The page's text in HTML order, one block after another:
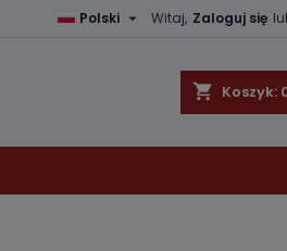
Witaj, Zaloguj się
Polski 
shopping_cart Koszyk: